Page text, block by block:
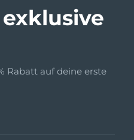
Rabatt auf deine erste